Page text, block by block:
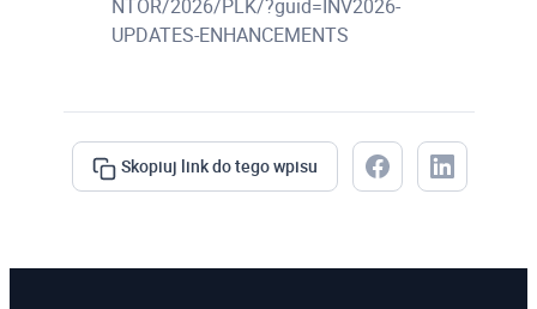
NTOR/2026/PLK/?guid=INV2026-
UPDATES-ENHANCEMENTS
Skopiuj link do tego wpisu